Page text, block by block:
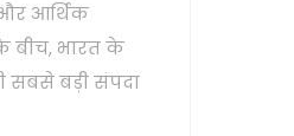
आर्थिक
बीच, भारत के
सबसे बड़ी संपदा